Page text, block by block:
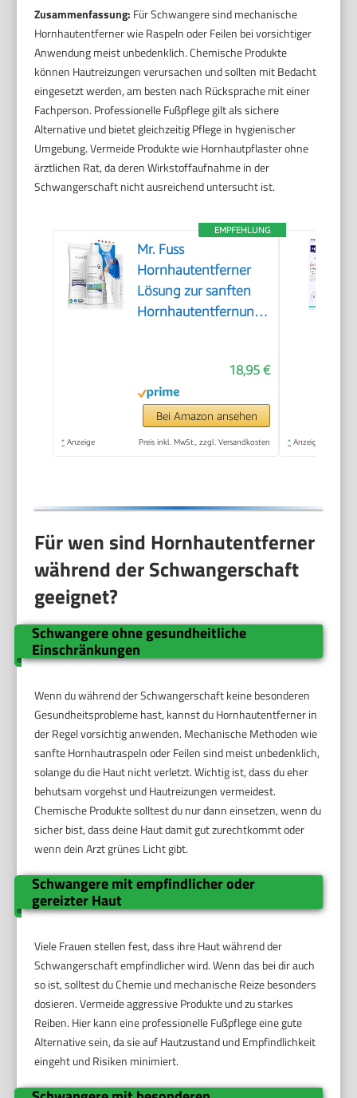
Zusammenfassung: Für Schwangere sind mechanische
Hornhautentferner wie Raspeln oder Feilen bei vorsichtiger
Anwendung meist unbedenklich. Chemische Produkte
können Hautreizungen verursachen und sollten mit Bedacht
eingesetzt werden, am besten nach Rücksprache mit einer
Fachperson. Professionelle Fußpflege gilt als sichere
Alternative und bietet gleichzeitig Pflege in hygienischer
Umgebung. Vermeide Produkte wie Hornhautpflaster ohne
ärztlichen Rat, da deren Wirkstoffaufnahme in der
Schwangerschaft nicht ausreichend untersucht ist.
EMPFEHLUNG
Mr. Fuss
Hornhautentferner
Lösung zur sanften
Hornhautentfernung
Fußpflege Pediküre
Set ohne Schleifen
mit Sofort-Effekt.
18,95 €
Bei Amazon ansehen
* Anzeige Preis inkl. MwSt., zzgl. Versandkosten * Anzeige
Für wen sind Hornhautentferner
während der Schwangerschaft
geeignet?
Schwangere ohne gesundheitliche
Einschränkungen
Wenn du während der Schwangerschaft keine besonderen
Gesundheitsprobleme hast, kannst du Hornhautentferner in
der Regel vorsichtig anwenden. Mechanische Methoden wie
sanfte Hornhautraspeln oder Feilen sind meist unbedenklich,
solange du die Haut nicht verletzt. Wichtig ist, dass du eher
behutsam vorgehst und Hautreizungen vermeidest.
Chemische Produkte solltest du nur dann einsetzen, wenn du
sicher bist, dass deine Haut damit gut zurechtkommt oder
wenn dein Arzt grünes Licht gibt.
Schwangere mit empfindlicher oder
gereizter Haut
Viele Frauen stellen fest, dass ihre Haut während der
Schwangerschaft empfindlicher wird. Wenn das bei dir auch
so ist, solltest du Chemie und mechanische Reize besonders
dosieren. Vermeide aggressive Produkte und zu starkes
Reiben. Hier kann eine professionelle Fußpflege eine gute
Alternative sein, da sie auf Hautzustand und Empfindlichkeit
eingeht und Risiken minimiert.